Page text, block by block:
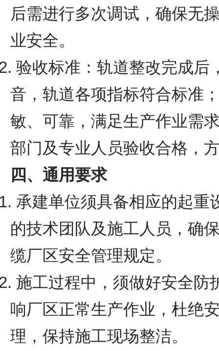
后需进行多次调试，确保无
业安全。
验收标准：轨道整改完成后
音，轨道各项指标符合标准
敏、可靠，满足生产作业需
部门及专业人员验收合格，
四、通用要求
承建单位须具备相应的起重
的技术团队及施工人员，确
缆厂区安全管理规定。
施工过程中，须做好安全防
响厂区正常生产作业，杜绝
理，保持施工现场整洁。